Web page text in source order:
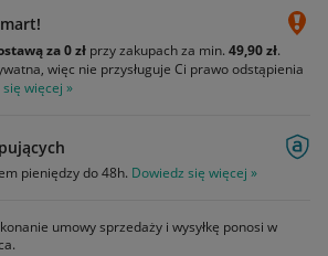
za 0 zł przy zakupach za min. 49,90 zł.
więc nie przysługuje Ci prawo odstąpienia
więcej »
pieniędzy do 48h. Dowiedz się więcej »
umowy sprzedaży i wysyłkę ponosi w